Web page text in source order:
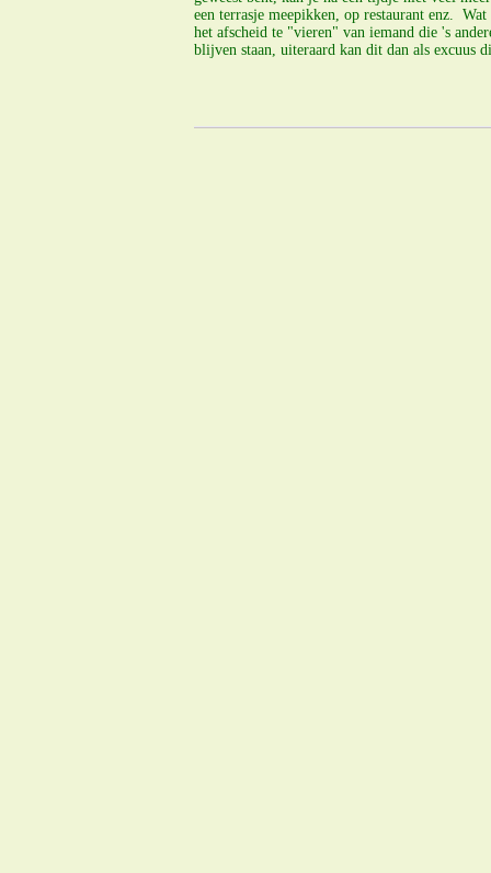
een terrasje meepikken, op restaurant enz.
het afscheid te "vieren" van iemand die 's
blijven staan, uiteraard kan dit dan als excuus